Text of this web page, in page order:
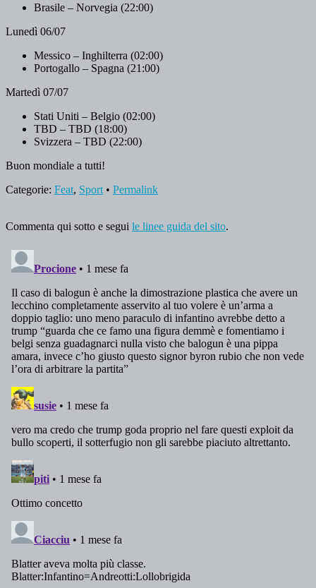
Brasile – Norvegia (22:00)
Lunedì 06/07
Messico – Inghilterra (02:00)
Portogallo – Spagna (21:00)
Martedì 07/07
Stati Uniti – Belgio (02:00)
TBD – TBD (18:00)
Svizzera – TBD (22:00)
Buon mondiale a tutti!
Categorie: Feat, Sport • Permalink
Commenta qui sotto e segui le linee guida del sito.